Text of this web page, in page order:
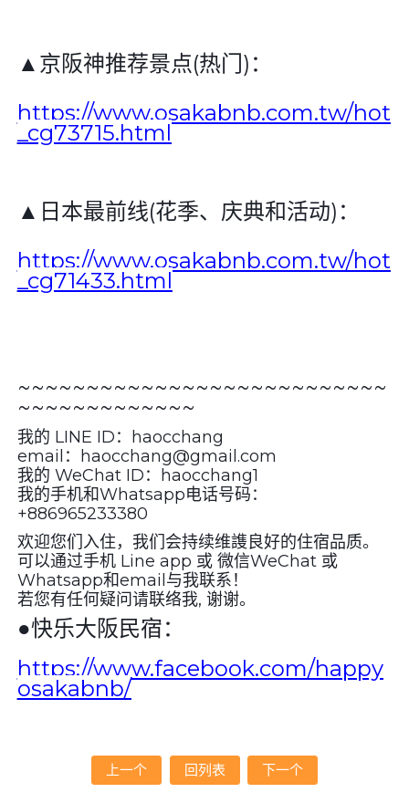
▲京阪神推荐景点(热门) ：
https://www.osakabnb.com.tw/hot
_cg73715.html
▲日本最前线(花季、庆典和活动) ：
https://www.osakabnb.com.tw/hot
_cg71433.html
~~~~~~~~~~~~~~~~~~~~~~~~~~~
~~~~~~~~~~~~~
我的 LINE ID：haocchang
email：haocchang@gmail.com
我的 WeChat ID：haocchang1
我的手机和Whatsapp电话号码：
+886965233380
欢迎您们入住，我们会持续维謢良好的住宿品质。
可以通过手机 Line app 或 微信WeChat 或
Whatsapp和email与我联系！
若您有任何疑问请联络我, 谢谢。
●快乐大阪民宿：
https://www.facebook.com/happy
osakabnb/
上一个 回列表 下一个